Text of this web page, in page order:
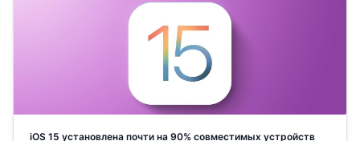
iOS 15 установлена почти на 90% совместимых устройств